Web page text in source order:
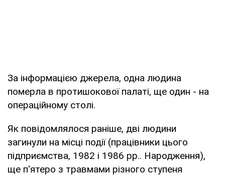
За інформацією джерела, одна людина
померла в протишокової палаті, ще один - на
операційному столі.
Як повідомлялося раніше, дві людини
загинули на місці події (працівники цього
підприємства, 1982 і 1986 рр.. Народження),
ще п'ятеро з травмами різного ступеня